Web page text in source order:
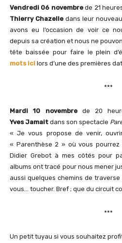
Vendredi 06 novembrede 21
Thierry Chazelle dans leur
avons eu l’occasion de voir ce
depuis sa création et nous ne
tête baissée pour faire le plein
mots ici lors d’une des premières
***
Mardi 10 novembrede 20
YvesJamait dans son spectacle
« Je vous propose de venir,
« Parenthèse 2 » où vous pourrez
Didier Grebot à mes côtés pour
albums ont tracé pour nous mener
aussi quelques chemins de
vous… toucher. Bref ; que du circuit
***
Un petit tuyau si vous souhaitez